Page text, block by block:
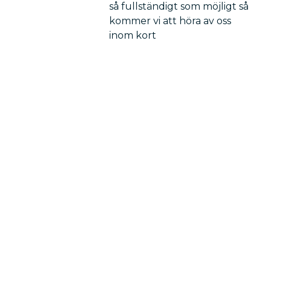
så fullständigt som möjligt så
kommer vi att höra av oss
inom kort